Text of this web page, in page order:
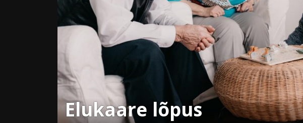
Elukaare lõpus